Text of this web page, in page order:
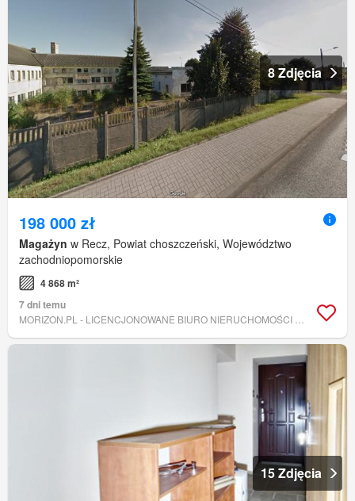
8 Zdjęcia
198 000 zł
Magażyn w Recz, Powiat choszczeński, Województwo
zachodniopomorskie
4 868 m²
7 dni temu
15 Zdjęcia